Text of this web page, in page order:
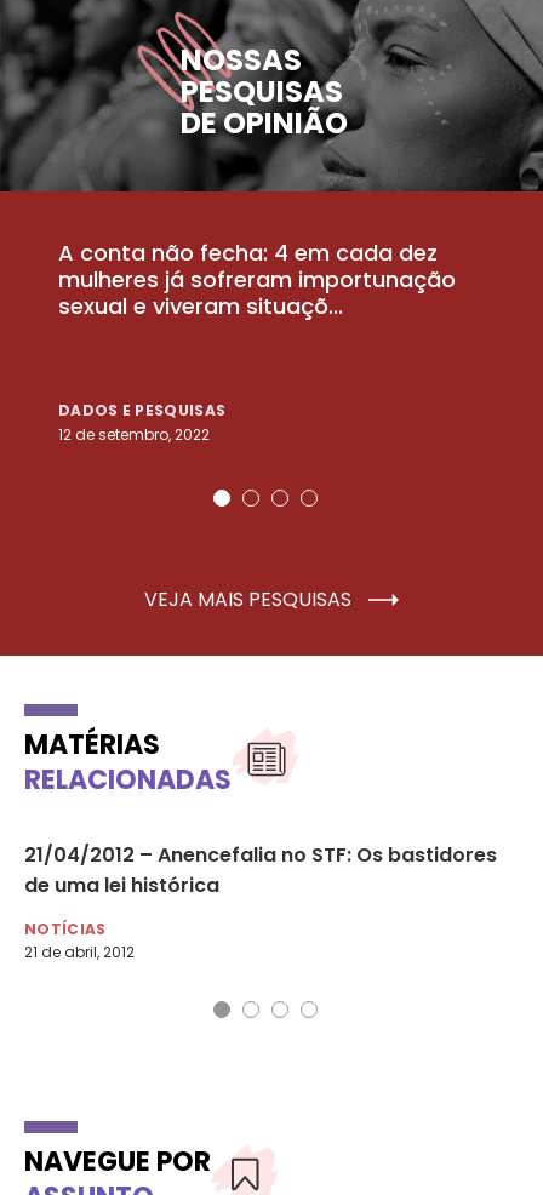
NOSSAS
PESQUISAS
DE OPINIÃO
A conta não fecha: 4 em cada dez
mulheres já sofreram importunação
sexual e viveram situaçõ...
DADOS E PESQUISAS
12 de setembro, 2022
VEJA MAIS PESQUISAS
MATÉRIAS
RELACIONADAS
21/04/2012 – Anencefalia no STF: Os bastidores
de uma lei histórica
NOTÍCIAS
21 de abril, 2012
NAVEGUE POR